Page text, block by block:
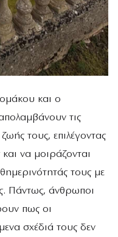
και ο
τις
τους, επιλέγοντας
να μοιράζονται
τους με
Πάντως, άνθρωποι
πως οι
σχέδιά τους δεν